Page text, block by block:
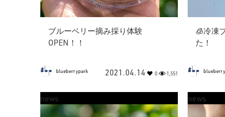
ブルーベリー摘み採り体験
OPEN！！
blueberrypark 2021.04.14 0 1,551
🧊冷凍
た！
news news